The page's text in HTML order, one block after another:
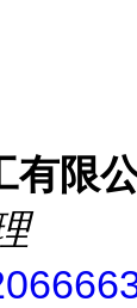
有限